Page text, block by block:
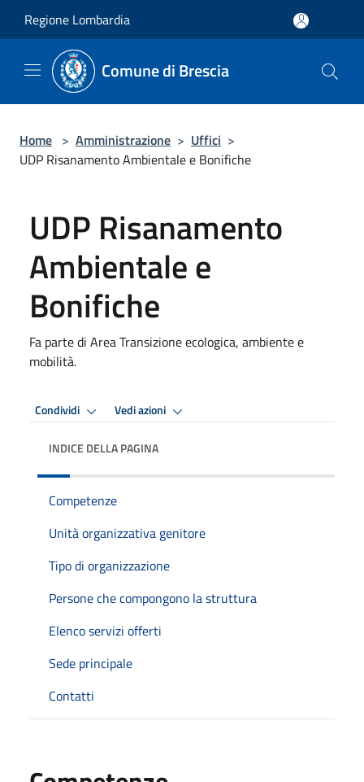
Regione Lombardia
Comune di Brescia
Home > Amministrazione > Uffici >
UDP Risanamento Ambientale e Bonifiche
UDP Risanamento
Ambientale e
Bonifiche
Fa parte di Area Transizione ecologica, ambiente e
mobilità.
Condividi Vedi azioni
INDICE DELLA PAGINA
Competenze
Unità organizzativa genitore
Tipo di organizzazione
Persone che compongono la struttura
Elenco servizi offerti
Sede principale
Contatti